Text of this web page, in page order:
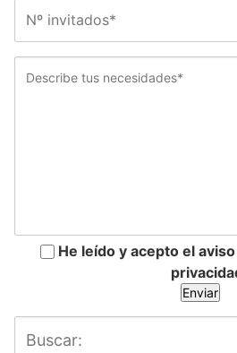
He leído y acepto el